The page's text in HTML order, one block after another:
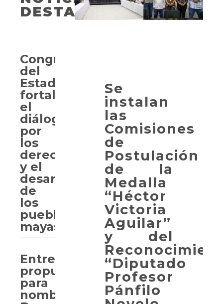
Se
instalan
las
Comisiones
de
Postulación
de la
Medalla
“Héctor
Victoria
Aguilar”
y del
“Diputado
Profesor
Pánfilo
DESTACADAS
Congreso
del
Estado
fortalece
el
diálogo
por
los
derechos
y el
desarrollo
de
los
pueblos
mayas
Entregan
propuesta
para
nombrar